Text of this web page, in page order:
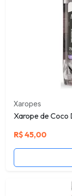
Xaropes
Xarope de Coco
R$45,00